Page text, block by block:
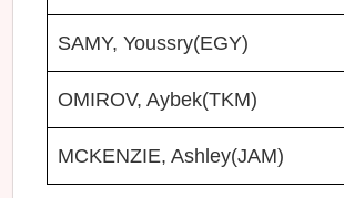
SAMY, Youssry(EGY)
OMIROV, Aybek(TKM)
MCKENZIE, Ashley(JAM)